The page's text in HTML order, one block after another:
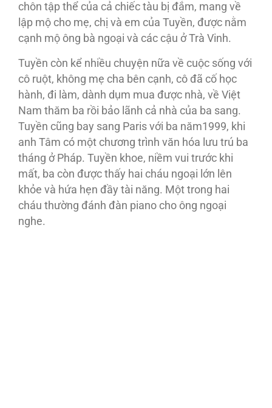
chôn tập thể của cả chiếc tàu bị đắm, mang về
lập mộ cho mẹ, chị và em của Tuyền, được nằm
cạnh mộ ông bà ngoại và các cậu ở Trà Vinh.
Tuyền còn kể nhiều chuyện nữa về cuộc sống với
cô ruột, không mẹ cha bên cạnh, cô đã cố học
hành, đi làm, dành dụm mua được nhà, về Việt
Nam thăm ba rồi bảo lãnh cả nhà của ba sang.
Tuyền cũng bay sang Paris với ba năm1999, khi
anh Tâm có một chương trình văn hóa lưu trú ba
tháng ở Pháp. Tuyền khoe, niềm vui trước khi
mất, ba còn được thấy hai cháu ngoại lớn lên
khỏe và hứa hẹn đầy tài năng. Một trong hai
cháu thường đánh đàn piano cho ông ngoại
nghe.